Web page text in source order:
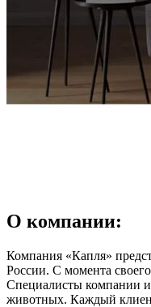
О компании:
Компания «Капля»
России. С момента
Специалисты компании
животных. Каждый